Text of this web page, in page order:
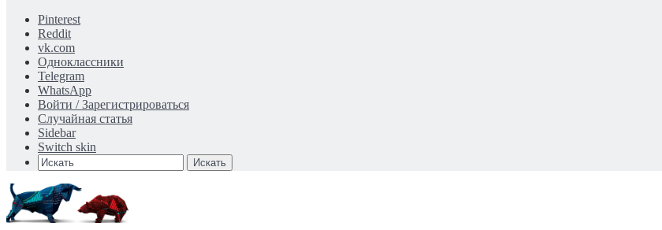
Pinterest
Reddit
vk.com
Одноклассники
Telegram
WhatsApp
Войти / Зарегистрироваться
Случайная статья
Sidebar
Switch skin
Искать